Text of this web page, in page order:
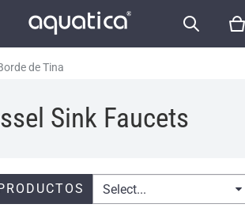
de Tina
Sink Faucets
Select...